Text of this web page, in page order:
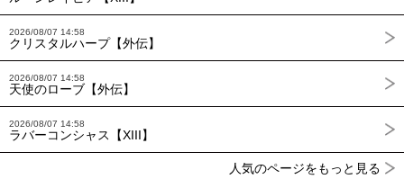
2026/08/07 14:58
クリスタルハープ【外伝】
2026/08/07 14:58
天使のローブ【外伝】
2026/08/07 14:58
ラバーコンシャス【XIII】
人気のページをもっと見る